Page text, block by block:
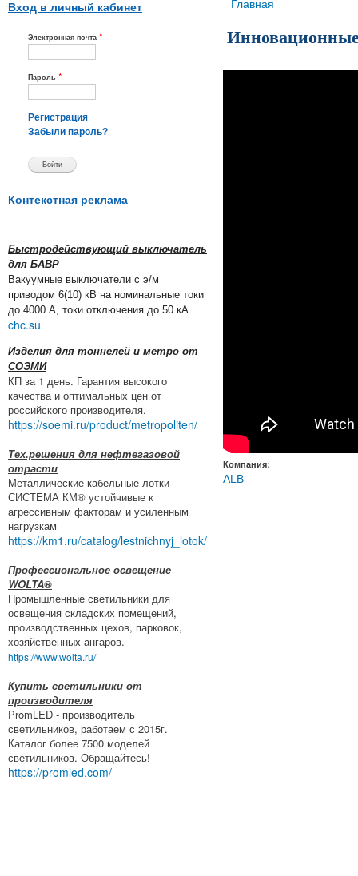
Вход в личный кабинет
Электронная почта *
Пароль *
Регистрация
Забыли пароль?
Контекстная реклама
Быстродействующий выключатель
для БАВР
Вакуумные выключатели с э/м
приводом 6(10) кВ на номинальные токи
до 4000 А, токи отключения до 50 кА
chc.su
Изделия для тоннелей и метро от
СОЭМИ
КП за 1 день. Гарантия высокого
качества и оптимальных цен от
российского производителя.
https://soemi.ru/product/metropoliten/
Тех.решения для нефтегазовой
отрасти
Металлические кабельные лотки
СИСТЕМА КМ® устойчивые к
агрессивным факторам и усиленным
нагрузкам
https://km1.ru/catalog/lestnichnyj_lotok/
Профессиональное освещение
WOLTA®
Промышленные светильники для
освещения складских помещений,
производственных цехов, парковок,
хозяйственных ангаров.
https://www.wolta.ru/
Купить светильники от
производителя
PromLED - производитель
светильников, работаем с 2015г.
Каталог более 7500 моделей
светильников. Обращайтесь!
https://promled.com/
Вы здесь
Главная
Компания:
ALB